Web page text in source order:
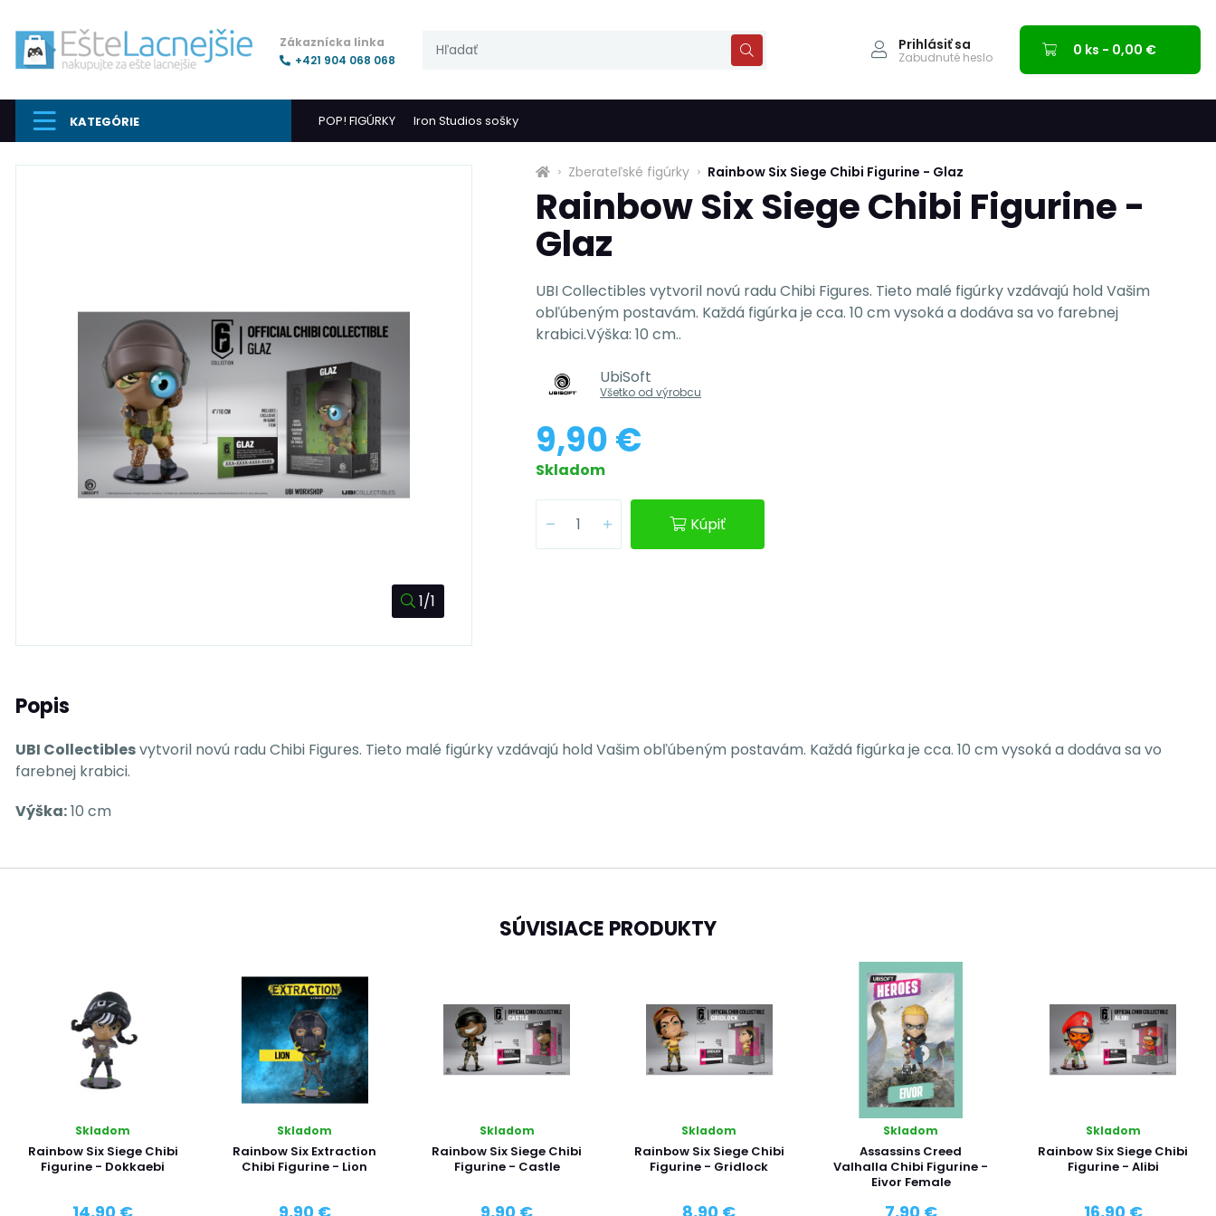
Zákaznícka linka
+421 904 068 068
Prihlásiť sa
Zabudnuté heslo 0 ks - 0,00 €
KATEGÓRIE POP! FIGÚRKY Iron Studios sošky
1/1
Zberateľské figúrky Rainbow Six Siege Chibi Figurine - Glaz
Rainbow Six Siege Chibi Figurine -
Glaz
UBI Collectibles vytvoril novú radu Chibi Figures. Tieto malé figúrky vzdávajú hold Vašim
obľúbeným postavám. Každá figúrka je cca. 10 cm vysoká a dodáva sa vo farebnej
krabici.Výška: 10 cm..
UbiSoft
Všetko od výrobcu
9,90 €
Skladom
Kúpiť
Popis
UBI Collectiblesvytvoril novú radu Chibi Figures. Tieto malé figúrky vzdávajú hold Vašim obľúbeným postavám. Každá figúrka je cca. 10 cm vysoká a dodáva sa vo
farebnej krabici.
Výška:10 cm
SÚVISIACE PRODUKTY
Skladom
Rainbow Six Siege Chibi
Figurine - Dokkaebi
Skladom
Rainbow Six Extraction
Chibi Figurine - Lion
Skladom
Rainbow Six Siege Chibi
Figurine - Castle
Skladom
Rainbow Six Siege Chibi
Figurine - Gridlock
Skladom
Assassins Creed
Valhalla Chibi Figurine -
Eivor Female
Skladom
Rainbow Six Siege Chibi
Figurine - Alibi